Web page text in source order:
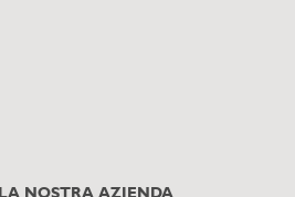
LA NOSTRA AZIENDA